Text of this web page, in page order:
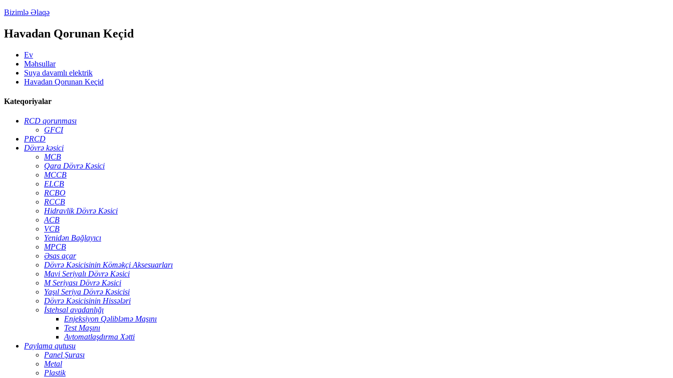
Bizimlə Əlaqə
Havadan Qorunan Keçid
Ev
Məhsullar
Suya davamlı elektrik
Havadan Qorunan Keçid
Kateqoriyalar
RCD qorunması
GFCI
PRCD
Dövrə kəsici
MCB
Qara Dövrə Kəsici
MCCB
ELCB
RCBO
RCCB
Hidravlik Dövrə Kəsici
ACB
VCB
Yenidən Bağlayıcı
MPCB
Əsas açar
Dövrə Kəsicisinin Köməkçi Aksesuarları
Mavi Seriyalı Dövrə Kəsici
M Seriyası Dövrə Kəsici
Yaşıl Seriya Dövrə Kəsicisi
Dövrə Kəsicisinin Hissələri
İstehsal avadanlığı
Enjeksiyon Qəlibləmə Maşını
Test Maşını
Avtomatlaşdırma Xətti
Paylama qutusu
Panel Şurası
Metal
Plastik